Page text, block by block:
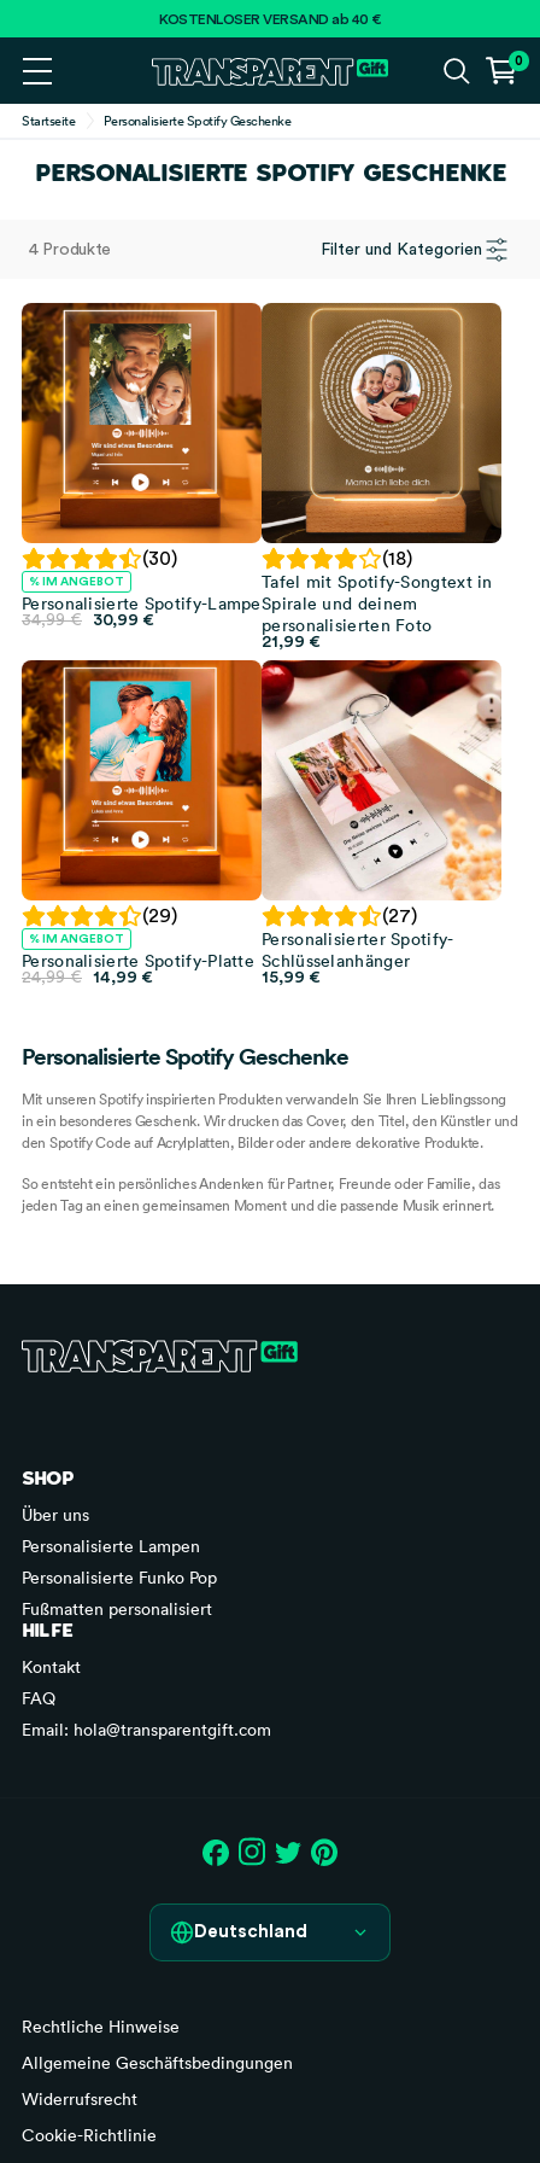
KOSTENLOSER VERSAND ab 40 €
0
Startseite Personalisierte Spotify Geschenke
PERSONALISIERTE SPOTIFY GESCHENKE
4 Produkte Filter und Kategorien
(30)
% IM ANGEBOT
Personalisierte Spotify-Lampe
34,99€
Ursprünglicher
34,99 €
30,99 €
30,99 €.
(18)
Tafel mit Spotify-Songtext in
Spirale und deinem
personalisierten Foto
21,99 €
(29)
% IM ANGEBOT
Personalisierte Spotify-Platte
24,99€
Ursprünglicher
14,99 €
(27)
Personalisierter Spotify-
Schlüsselanhänger
15,99 €
Personalisierte Spotify Geschenke
Mit unseren Spotify inspirierten Produkten verwandeln Sie Ihren Lieblingssong
in ein besonderes Geschenk. Wir drucken das Cover, den Titel, den Künstler und
den Spotify Code auf Acrylplatten, Bilder oder andere dekorative Produkte.
So entsteht ein persönliches Andenken für Partner, Freunde oder Familie, das
jeden Tag an einen gemeinsamen Moment und die passende Musik erinnert.
SHOP
Über uns
Personalisierte Lampen
Personalisierte Funko Pop
Fußmatten personalisiert
HILFE
Kontakt
FAQ
Email: hola@transparentgift.com
Deutschland
Rechtliche Hinweise
Allgemeine Geschäftsbedingungen
Widerrufsrecht
Cookie-Richtlinie